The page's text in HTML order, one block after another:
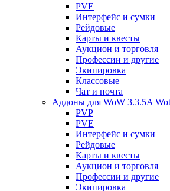
PVE
Интерфейс и сумки
Рейдовые
Карты и квесты
Аукцион и торговля
Профессии и другие
Экипировка
Классовые
Чат и почта
Аддоны для WoW 3.3.5A
PVP
PVE
Интерфейс и сумки
Рейдовые
Карты и квесты
Аукцион и торговля
Профессии и другие
Экипировка